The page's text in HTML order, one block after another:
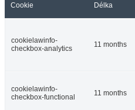
Cookie Délka
cookielawinfo-
checkbox-analytics
11 months
cookielawinfo-
checkbox-functional
11 months